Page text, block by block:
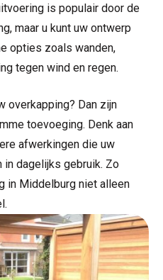
is populair door de
maar u kunt uw ontwerp
opties zoals wanden,
tegen wind en regen.
overkapping? Dan zijn
toevoeging. Denk aan
afwerkingen die uw
in dagelijks gebruik. Zo
in Middelburg niet alleen